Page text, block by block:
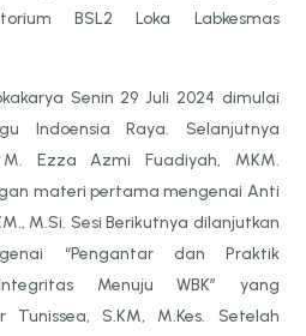
BSL2 Loka Labkesmas
Senin 29 Juli 2024 dimulai
Indoensia Raya. Selanjutnya
Ezza Azmi Fuadiyah, MKM.
materi pertama mengenai Anti
M.Si. Sesi Berikutnya dilanjutkan
“Pengantar dan Praktik
Menuju WBK” yang
Tunissea, S.KM, M.Kes. Setelah